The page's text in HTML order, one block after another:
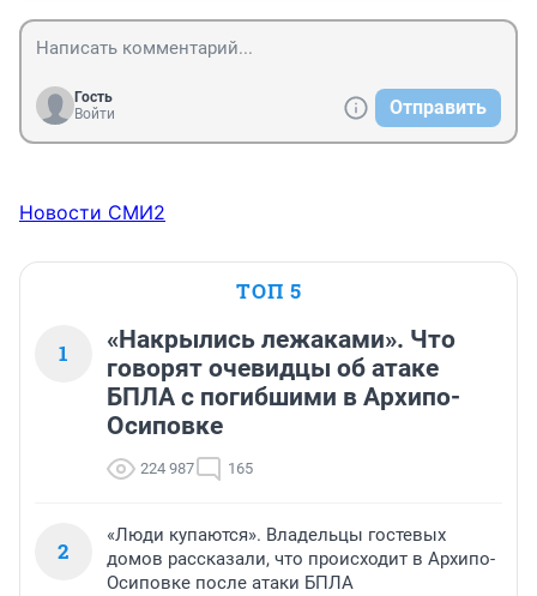
Гость
Войти
Отправить
Новости СМИ2
ТОП 5
1
«Накрылись лежаками». Что
говорят очевидцы об атаке
БПЛА с погибшими в Архипо-
Осиповке
224 987 165
2
«Люди купаются». Владельцы гостевых
домов рассказали, что происходит в Архипо-
Осиповке после атаки БПЛА